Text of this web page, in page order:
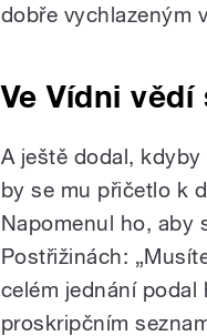
dobře vychlazeným
Ve Vídni vědí
A ještě dodal,
by se mu přičetlo k
Napomenul ho, aby
Postřižinách:
celém jednání podal
proskripčním